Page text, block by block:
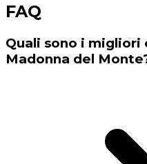
FAQ
Quali sono i migliori
Madonna del